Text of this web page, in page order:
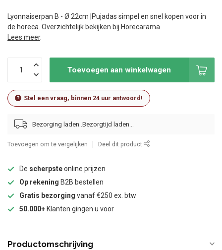
Lyonnaiserpan B - Ø 22cm |Pujadas simpel en snel kopen voor in
de horeca. Overzichtelijk bekijken bij Horecarama.
Lees meer.
Toevoegen aan winkelwagen
Stel een vraag, binnen 24 uur antwoord!
Bezorging laden..
Toevoegen om te vergelijken Deel dit product
De scherpsteonline prijzen
Op rekening B2B bestellen
Gratis bezorging vanaf €250 ex. btw
50.000+ Klanten gingen u voor
Productomschrijving